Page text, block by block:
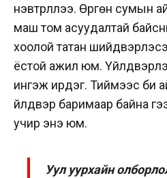
нэвтрүүллээ. Өргөн сумын
маш том асуудалтай
хоолой татан
ёстой ажил юм.
ингэж ирдэг. Тиймээс би
үйлдвэр баримаар байна
учир энэ юм.
Уул уурхайн